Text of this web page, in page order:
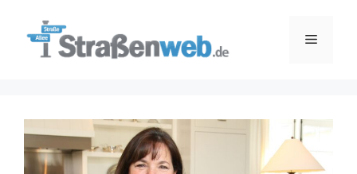
Menü